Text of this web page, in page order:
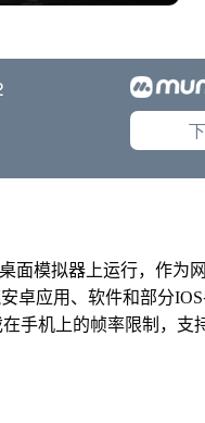
面模拟器上运行，作为
卓应用、软件和部分
手机上的帧率限制，支